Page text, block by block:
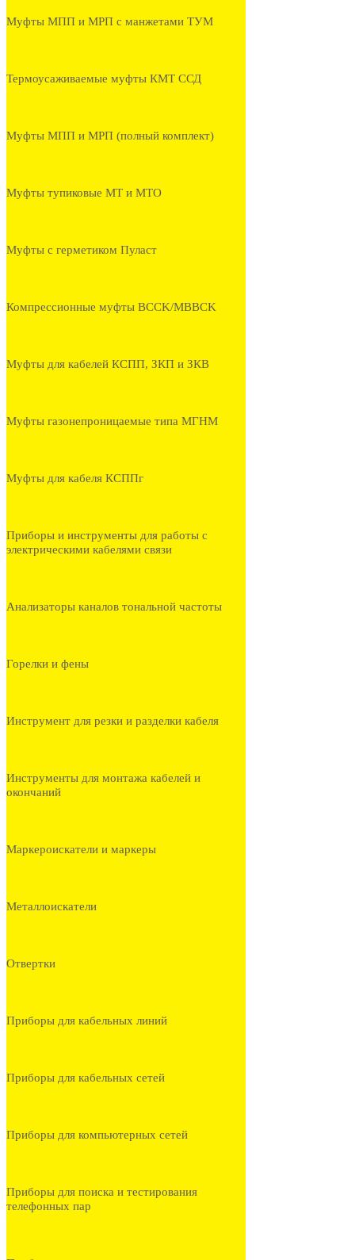
Муфты МПП и МРП с манжетами ТУМ
Термоусаживаемые муфты КМТ ССД
Муфты МПП и МРП (полный комплект)
Муфты тупиковые МТ и МТО
Муфты с герметиком Пуласт
Компрессионные муфты BCCK/MBBCK
Муфты для кабелей КСПП, ЗКП и ЗКВ
Муфты газонепроницаемые типа МГНМ
Муфты для кабеля КСППг
Приборы и инструменты для работы с
электрическими кабелями связи
Анализаторы каналов тональной частоты
Горелки и фены
Инструмент для резки и разделки кабеля
Инструменты для монтажа кабелей и
окончаний
Маркероискатели и маркеры
Металлоискатели
Отвертки
Приборы для кабельных линий
Приборы для кабельных сетей
Приборы для компьютерных сетей
Приборы для поиска и тестирования
телефонных пар